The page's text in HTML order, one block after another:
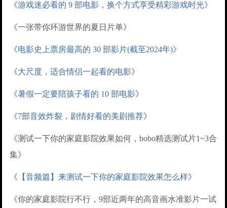
《游戏迷必看的 9 部电影，换个方式享受精彩游戏时光》
《一张带你环游世界的夏日片单》
《电影史上票房最高的 30 部影片(截至2024年)》
《大尺度，适合情侣一起看的电影》
《暑假一定要陪孩子看的 10 部电影》
《7部音效炸裂，剧情好看的美剧推荐》
《测试一下你的家庭影院效果如何，bobo精选测试片1~3合
集》
《 【音频篇】来测试一下你的家庭影院效果怎么样》
《你的家庭影院行不行，9部近两年的高音画水准影片一试